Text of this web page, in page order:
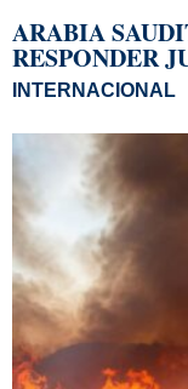
ARABIA
RESPONDER
INTERNACIONAL